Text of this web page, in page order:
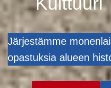
Järjestämme
opastuksia alueen